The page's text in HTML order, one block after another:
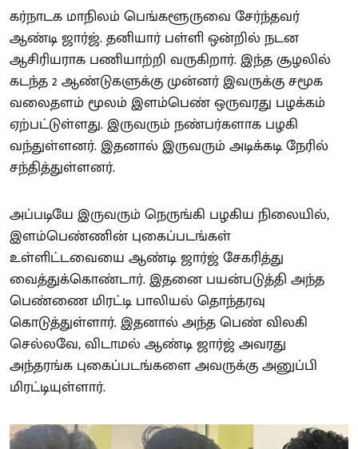
கர்நாடக மாநிலம் பெங்களூருவை சேர்ந்தவர்
ஆண்டி ஜார்ஜ். தனியார் பள்ளி ஒன்றில் நடன
ஆசிரியராக பணியாற்றி வருகிறார். இந்த சூழலில்
கடந்த 2 ஆண்டுகளுக்கு முன்னர் இவருக்கு சமூக
வலைதளம் மூலம் இளம்பெண் ஒருவரது பழக்கம்
ஏற்பட்டுள்ளது. இருவரும் நண்பர்களாக பழகி
வந்துள்ளனர். இதனால் இருவரும் அடிக்கடி நேரில்
சந்தித்துள்ளனர்.
அப்படியே இருவரும் நெருங்கி பழகிய நிலையில்,
இளம்பெண்ணின் புகைப்படங்கள்
உள்ளிட்டவையை ஆண்டி ஜார்ஜ் சேகரித்து
வைத்துக்கொண்டார். இதனை பயன்படுத்தி அந்த
பெண்ணை மிரட்டி பாலியல் தொந்தரவு
கொடுத்துள்ளார். இதனால் அந்த பெண் விலகி
செல்லவே, விடாமல் ஆண்டி ஜார்ஜ் அவரது
அந்தரங்க புகைப்படங்களை அவருக்கு அனுப்பி
மிரட்டியுள்ளார்.